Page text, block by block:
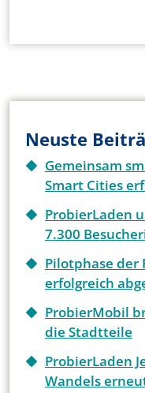
Neuste
Gemeinsam
Smart Cities
ProbierLaden
7.300
Pilotphase der
erfolgreich
ProbierMobil
die Stadtteile
ProbierLaden
Wandels